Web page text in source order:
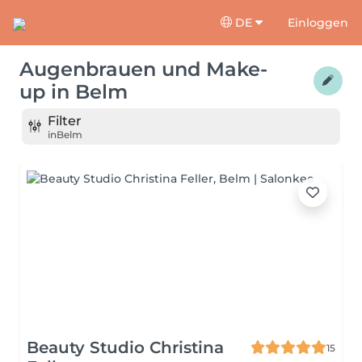
DE Einloggen
Augenbrauen und Make-
up in Belm
Filter
inBelm
Beauty Studio Christina
15